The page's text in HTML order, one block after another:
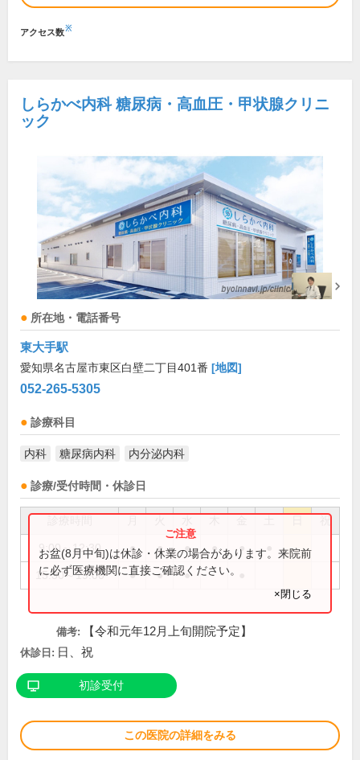
アクセス数※
しらかべ内科 糖尿病・高血圧・甲状腺クリニ
ック
所在地・電話番号
東大手駅
愛知県名古屋市東区白壁二丁目401番 [地図]
052-265-5305
診療科目
内科 糖尿病内科 内分泌内科
診療/受付時間・休診日
祝
9:00～12:30 ● ● ● ● ●
15:30～19:00 ● ● ●
お盆(8月中旬)は休診・休業の場合があります。来院前
に必ず医療機関に直接ご確認ください。
×閉じる
備考: 【令和元年12月上旬開院予定】
休診日: 日、祝
初診受付
この医院の詳細をみる